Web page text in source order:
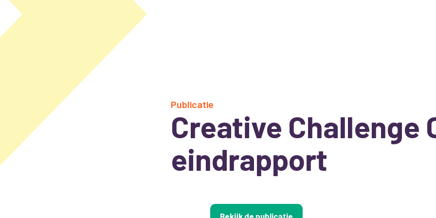
Publicatie
Creative Challenge
eindrapport